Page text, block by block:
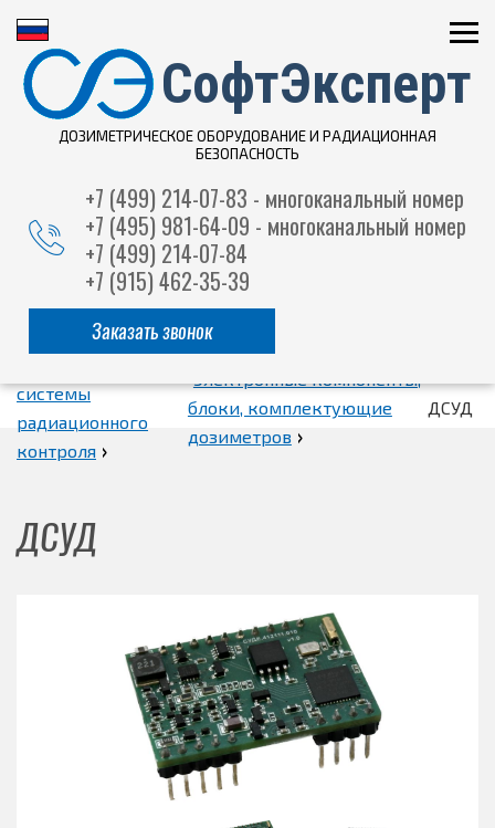
+7 (499) 214-07-83 - многоканальный номер
+7 (495) 981-64-09 - многоканальный номер
+7 (499) 214-07-84
+7 (915) 462-35-39
Заказать звонок
СофтЭксперт
ДОЗИМЕТРИЧЕСКОЕ ОБОРУДОВАНИЕ И РАДИАЦИОННАЯ
БЕЗОПАСНОСТЬ
системы
радиационного
контроля ›
Электронные компоненты,
блоки, комплектующие
дозиметров ›
ДСУД
ДСУД